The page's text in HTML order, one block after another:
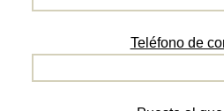
Teléfono de